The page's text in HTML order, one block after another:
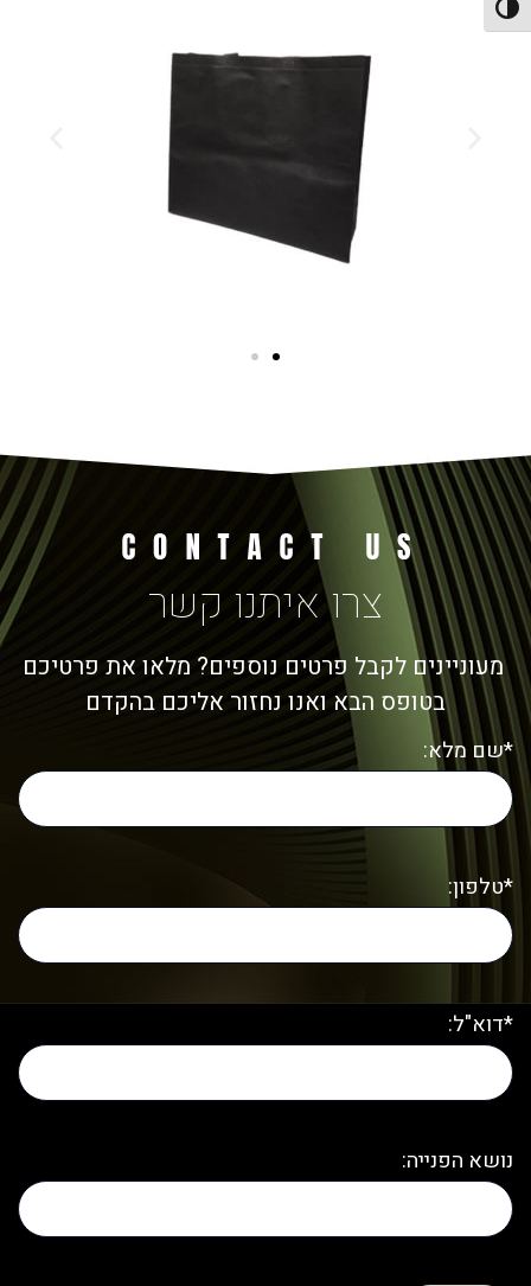
הפעל/כבה ניגודיות גבוהה
צרו איתנו קשר
מעוניינים לקבל פרטים נוספים? מלאו את פרטיכם
בטופס הבא ואנו נחזור אליכם בהקדם
*שם מלא:
*טלפון:
*דוא"ל:
נושא הפנייה: